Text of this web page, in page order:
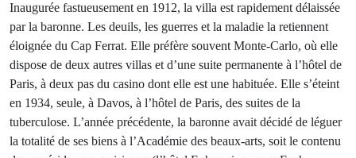
Inaugurée fastueusement en 1912, la villa est rapidement délaissée
par la baronne. Les deuils, les guerres et la maladie la retiennent
éloignée du Cap Ferrat. Elle préfère souvent Monte-Carlo, où elle
dispose de deux autres villas et d’une suite permanente à l’hôtel de
Paris, à deux pas du casino dont elle est une habituée. Elle s’éteint
en 1934, seule, à Davos, à l’hôtel de Paris, des suites de la
tuberculose. L’année précédente, la baronne avait décidé de léguer
la totalité de ses biens à l’Académie des beaux-arts, soit le contenu